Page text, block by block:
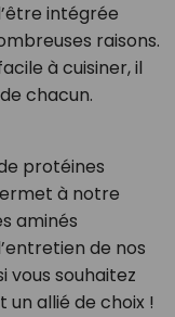
intégrée
raisons.
à cuisiner, il
chacun.
protéines
à notre
aminés
de nos
vous souhaitez
allié de choix !